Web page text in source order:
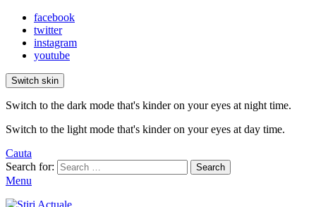
facebook
twitter
instagram
youtube
Switch skin
Switch to the dark mode that's kinder on your eyes at night time.
Switch to the light mode that's kinder on your eyes at day time.
Cauta
Search for:
Search
Menu